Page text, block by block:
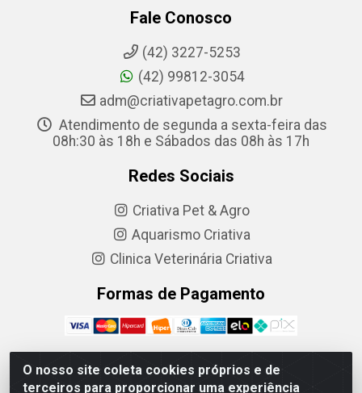
O nosso site coleta cookies próprios e de
terceiros para proporcionar uma experiência
Fale Conosco
(42) 3227-5253
(42) 99812-3054
adm@criativapetagro.com.br
Atendimento de segunda a sexta-feira das
08h:30 às 18h e Sábados das 08h às 17h
Redes Sociais
Criativa Pet & Agro
Aquarismo Criativa
Clinica Veterinária Criativa
Formas de Pagamento
Criativa Produtos Agropecuarios LTDA - R. Barão do